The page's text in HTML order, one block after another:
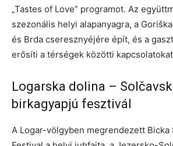
„Tastes of Love” programot. Az
szezonális helyi alapanyagra, a
és Brda cseresznyéjére épít, és a
erősíti a térségek közötti
Logarska dolina –
birkagyapjú fesztivál
A Logar-völgyben megrendezett Bicka